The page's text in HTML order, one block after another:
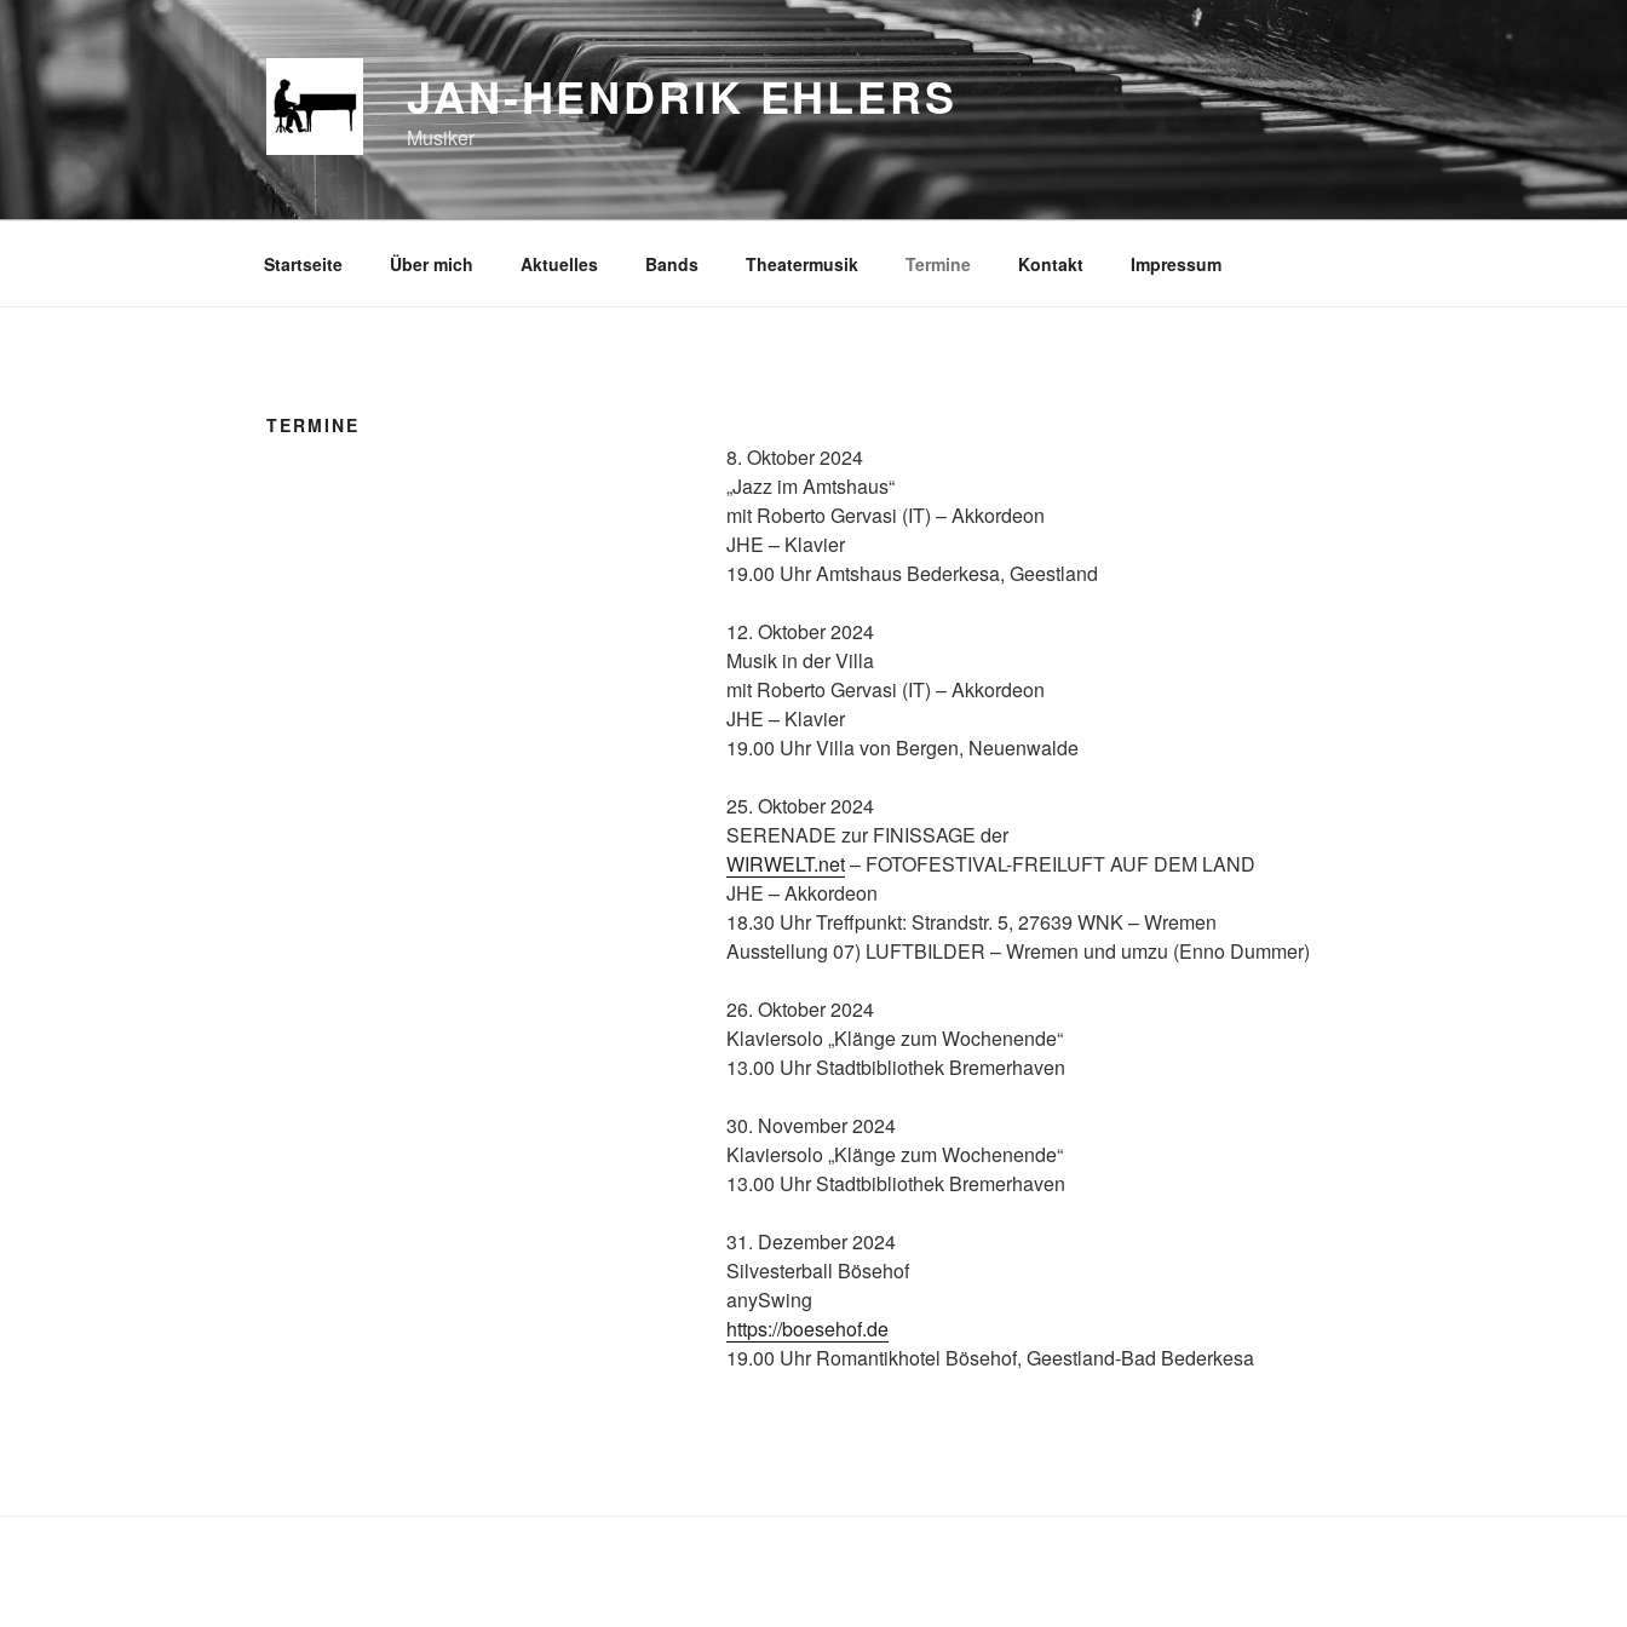
Inhalt
springen
JAN-HENDRIK EHLERS
Musiker
Startseite Über mich Aktuelles Bands Theatermusik Termine Kontakt Impressum
TERMINE
8. Oktober 2024
„Jazz im Amtshaus“
mit Roberto Gervasi (IT) – Akkordeon
JHE – Klavier
19.00 Uhr Amtshaus Bederkesa, Geestland
12. Oktober 2024
Musik in der Villa
mit Roberto Gervasi (IT) – Akkordeon
JHE – Klavier
19.00 Uhr Villa von Bergen, Neuenwalde
25. Oktober 2024
SERENADE zur FINISSAGE der
WIRWELT.net– FOTOFESTIVAL-FREILUFT AUF DEM LAND
JHE – Akkordeon
18.30 Uhr Treffpunkt: Strandstr. 5, 27639 WNK – Wremen
Ausstellung 07) LUFTBILDER – Wremen und umzu (Enno Dummer)
26. Oktober 2024
Klaviersolo „Klänge zum Wochenende“
13.00 Uhr Stadtbibliothek Bremerhaven
30. November 2024
Klaviersolo „Klänge zum Wochenende“
13.00 Uhr Stadtbibliothek Bremerhaven
31. Dezember 2024
Silvesterball Bösehof
anySwing
https://boesehof.de
19.00 Uhr Romantikhotel Bösehof, Geestland-Bad Bederkesa